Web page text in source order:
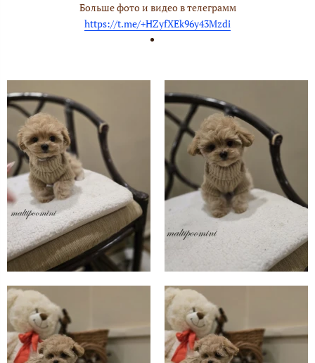
Больше фото и видео в телеграмм
https://t.me/+HZyfXEk96y43Mzdi